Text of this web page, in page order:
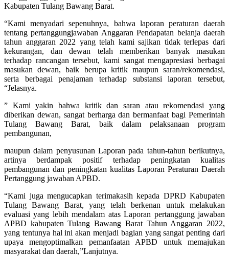
Kabupaten Tulang Bawang Barat.
“Kami menyadari sepenuhnya, bahwa laporan peraturan daerah
tentang pertanggungjawaban Anggaran Pendapatan belanja daerah
tahun anggaran 2022 yang telah kami sajikan tidak terlepas dari
kekurangan, dan dewan telah memberikan banyak masukan
terhadap rancangan tersebut, kami sangat mengapresiasi berbagai
masukan dewan, baik berupa kritik maupun saran/rekomendasi,
serta berbagai penajaman terhadap substansi laporan tersebut,
“Jelasnya.
” Kami yakin bahwa kritik dan saran atau rekomendasi yang
diberikan dewan, sangat berharga dan bermanfaat bagi Pemerintah
Tulang Bawang Barat, baik dalam pelaksanaan program
pembangunan,
maupun dalam penyusunan Laporan pada tahun-tahun berikutnya,
artinya berdampak positif terhadap peningkatan kualitas
pembangunan dan peningkatan kualitas Laporan Peraturan Daerah
Pertanggung jawaban APBD.
“Kami juga mengucapkan terimakasih kepada DPRD Kabupaten
Tulang Bawang Barat, yang telah berkenan untuk melakukan
evaluasi yang lebih mendalam atas Laporan pertanggung jawaban
APBD kabupaten Tulang Bawang Barat Tahun Anggaran 2022,
yang tentunya hal ini akan menjadi bagian yang sangat penting dari
upaya mengoptimalkan pemanfaatan APBD untuk memajukan
masyarakat dan daerah,”Lanjutnya.